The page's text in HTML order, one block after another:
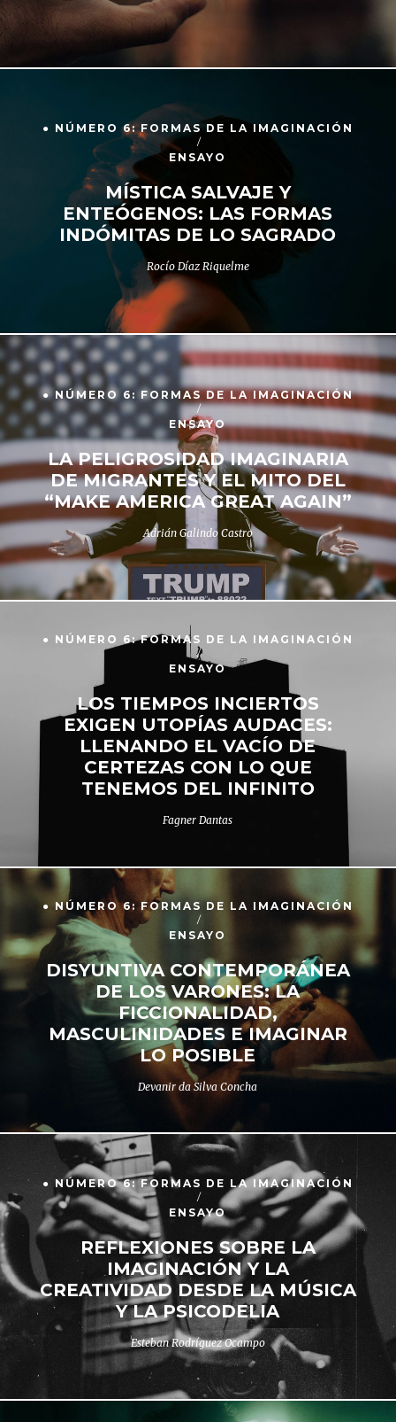
● NÚMERO 6: FORMAS DE LA IMAGINACIÓN
ENSAYO
MÍSTICA SALVAJE Y
ENTEÓGENOS: LAS FORMAS
INDÓMITAS DE LO SAGRADO
Rocío Díaz Riquelme
● NÚMERO 6: FORMAS DE LA IMAGINACIÓN
ENSAYO
LA PELIGROSIDAD IMAGINARIA
DE MIGRANTES Y EL MITO DEL
“MAKE AMERICA GREAT AGAIN”
Adrián Galindo Castro
● NÚMERO 6: FORMAS DE LA IMAGINACIÓN
ENSAYO
LOS TIEMPOS INCIERTOS
EXIGEN UTOPÍAS AUDACES:
LLENANDO EL VACÍO DE
CERTEZAS CON LO QUE
TENEMOS DEL INFINITO
Fagner Dantas
● NÚMERO 6: FORMAS DE LA IMAGINACIÓN
ENSAYO
DISYUNTIVA CONTEMPORÁNEA
DE LOS VARONES: LA
FICCIONALIDAD,
MASCULINIDADES E IMAGINAR
LO POSIBLE
Devanir da Silva Concha
● NÚMERO 6: FORMAS DE LA IMAGINACIÓN
ENSAYO
REFLEXIONES SOBRE LA
IMAGINACIÓN Y LA
CREATIVIDAD DESDE LA MÚSICA
Y LA PSICODELIA
Esteban Rodríguez Ocampo